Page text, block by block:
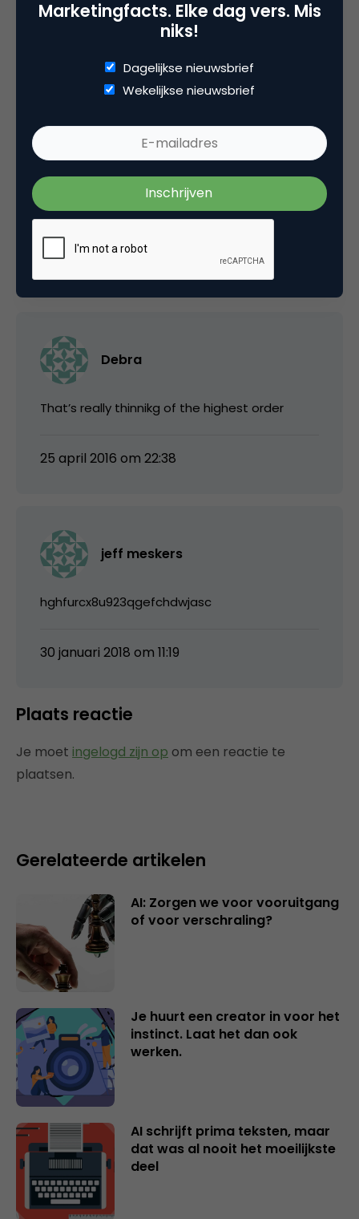
multichannel
onderzoek, online pr & branding
2 Reacties
Debra
That’s really thinnikg of the highest order
25 april 2016 om 22:38
jeff meskers
hghfurcx8u923qgefchdwjasc
30 januari 2018 om 11:19
Plaats reactie
Je moet ingelogd zijn op om een reactie te
plaatsen.
Gerelateerde artikelen
AI: Zorgen we voor vooruitgang
of voor verschraling?
Je huurt een creator in voor het
instinct. Laat het dan ook
werken.
AI schrijft prima teksten, maar
dat was al nooit het moeilijkste
deel
Marketingfacts. Elke dag vers. Mis
niks!
Dagelijkse nieuwsbrief
Wekelijkse nieuwsbrief